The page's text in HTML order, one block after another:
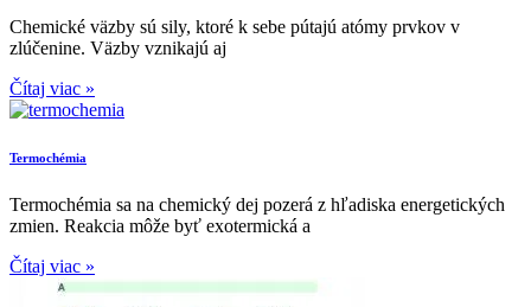
Chemické väzby sú sily, ktoré k sebe pútajú atómy prvkov v
zlúčenine. Väzby vznikajú aj
Čítaj viac »
Termochémia
Termochémia sa na chemický dej pozerá z hľadiska energetických
zmien. Reakcia môže byť exotermická a
Čítaj viac »